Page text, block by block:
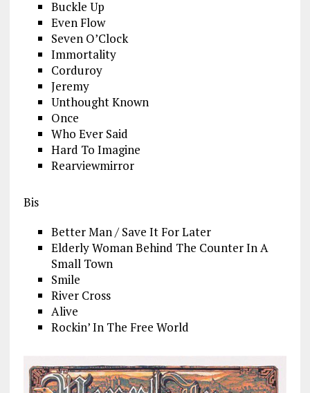
Buckle Up
Even Flow
Seven O’Clock
Immortality
Corduroy
Jeremy
Unthought Known
Once
Who Ever Said
Hard To Imagine
Rearviewmirror
Bis
Better Man / Save It For Later
Elderly Woman Behind The Counter In A
Small Town
Smile
River Cross
Alive
Rockin’ In The Free World